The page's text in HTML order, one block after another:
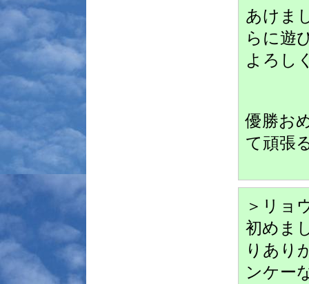
あけま
らに遊
よろし
優勝お
て頑張
＞リョ
初めま
りあ
ンケー